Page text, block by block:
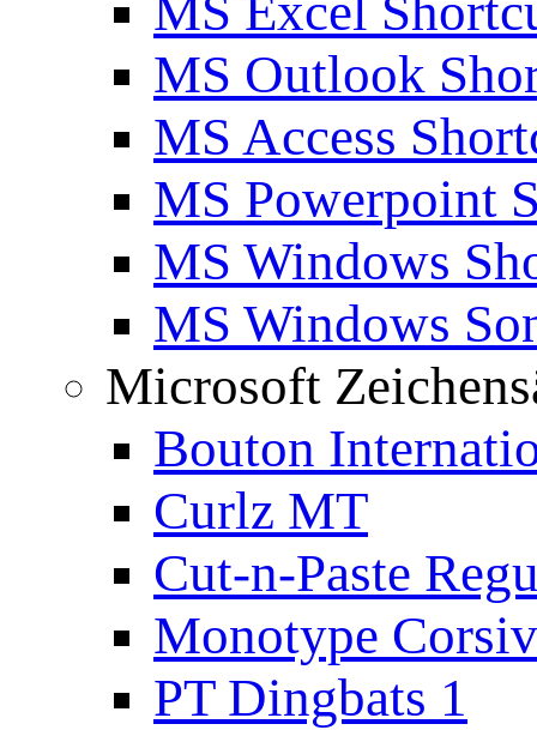
MS Outlook
MS Access
MS Powerpoint
MS Windows
MS Windows
Microsoft
Bouton
Curlz MT
Cut-n-Paste
Monotype
PT Dingbats 1